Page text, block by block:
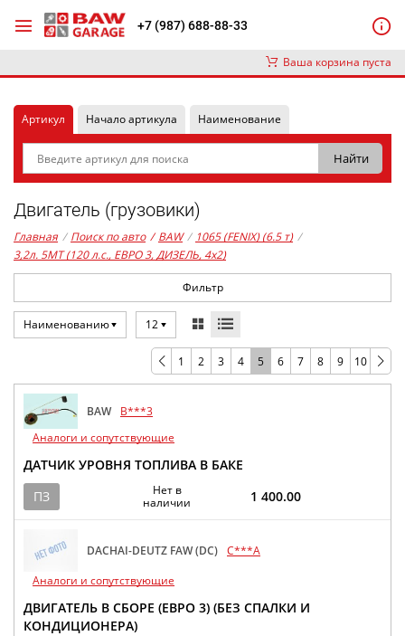
+7 (987) 688-88-33
Ваша корзина пуста
Артикул Начало артикула Наименование
Двигатель (грузовики)
Главная / Поиск по авто / BAW / 1065 (FENIX) (6.5 т) /
3,2л. 5MT (120 л.с., ЕВРО 3, ДИЗЕЛЬ, 4x2)
Фильтр
Наименованию 12
1 2 3 4 5 6 7 8 9 10
BAW
B***3
Аналоги и сопутствующие
ДАТЧИК УРОВНЯ ТОПЛИВА В БАКЕ
ПЗ
Нет в
наличии
1 400.00
DACHAI-DEUTZ FAW (DC) C***A
Аналоги и сопутствующие
ДВИГАТЕЛЬ В СБОРЕ (ЕВРО 3) (БЕЗ СПАЛКИ И
КОНДИЦИОНЕРА)